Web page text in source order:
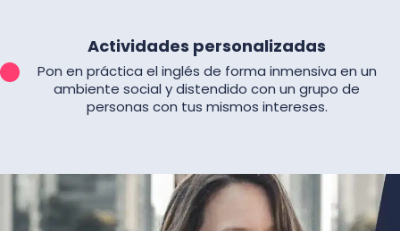
Actividades personalizadas
Pon en práctica el inglés de forma inmensiva en un
ambiente social y distendido con un grupo de
personas con tus mismos intereses.